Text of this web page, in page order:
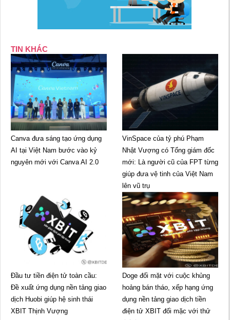
TIN KHÁC
Canva đưa sáng tạo ứng dụng
AI tại Việt Nam bước vào kỷ
nguyên mới với Canva AI 2.0
VinSpace của tỷ phú Phạm
Nhật Vượng có Tổng giám đốc
mới: Là người cũ của FPT từng
giúp đưa vệ tinh của Việt Nam
lên vũ trụ
Đầu tư tiền điện tử toàn cầu:
Đề xuất ứng dụng nền tảng giao
dịch Huobi giúp hệ sinh thái
XBIT Thịnh Vượng
Doge đối mặt với cuộc khủng
hoảng bán tháo, xếp hạng ứng
dụng nền tảng giao dịch tiền
điện tử XBIT đối mặc với thử